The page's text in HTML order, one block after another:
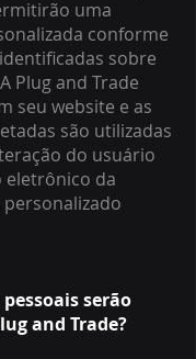
uma
conforme
sobre
Plug and Trade
seu website e as
são utilizadas
do usuário
eletrônico da
serão
and Trade?